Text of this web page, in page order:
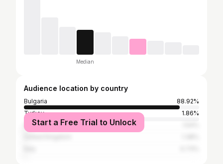
Median
Audience location by country
Bulgaria
88.92%
Turkey
1.86%
Greece
Start a Free Trial to Unlock